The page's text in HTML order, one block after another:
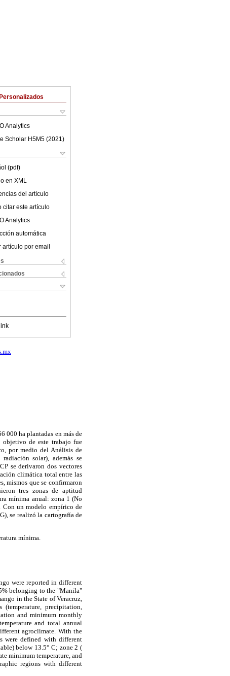
Analytics
Scholar H5M5 (2021 )
(pdf)
en XML
del artículo
citar este artículo
Analytics
automática
artículo por email
000 ha plantadas en más de
de este trabajo fue
por medio del Análisis de
solar), además se
se derivaron dos vectores
climática total entre las
mismos que se confirmaron
tres zonas de aptitud
mínima anual: zona 1 (No
Con un modelo empírico de
se realizó la cartografía de
mínima.
were reported in different
belonging to the "Manila"
in the State of Veracruz,
precipitation,
and minimum monthly
and total annual
agroclimate. With the
were defined with different
below 13.5° C; zone 2 (
minimum temperature, and
regions with different